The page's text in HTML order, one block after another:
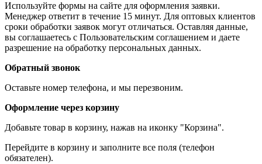
Используйте формы на сайте для оформления заявки.
Менеджер ответит в течение 15 минут. Для оптовых клиентов
сроки обработки заявок могут отличаться. Оставляя данные,
вы соглашаетесь с Пользовательским соглашением и даете
разрешение на обработку персональных данных.
Обратный звонок
Оставьте номер телефона, и мы перезвоним.
Оформление через корзину
Добавьте товар в корзину, нажав на иконку "Корзина".
Перейдите в корзину и заполните все поля (телефон
обязателен).